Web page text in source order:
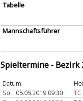
Tabelle
Mannschaftsführer
Spieltermine - Bezirk
Datum
So. 05.05.2019 09:30